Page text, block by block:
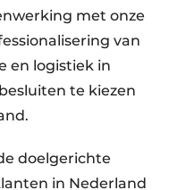
met onze
van
en logistiek in
te kiezen
doelgerichte
in Nederland